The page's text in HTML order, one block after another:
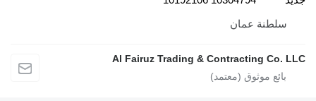
سلطنة عمان
Al Fairuz Trading & Contracting Co. LLC